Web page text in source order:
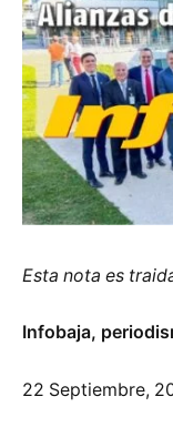
Esta nota es
Infobaja,
22 Septiembre,